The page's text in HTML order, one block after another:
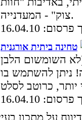
צוק" - המעדנייה.
16.04.10
טחינה ביתית אורגנית
השומשום הלבן
ניתן להשתמש בו
16.04.10